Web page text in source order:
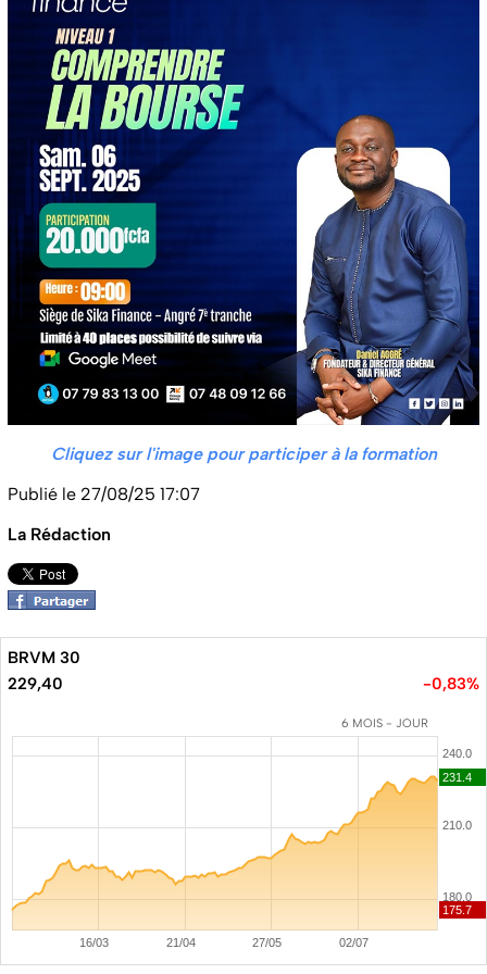
Cliquez sur l'image pour participer à la formation
Publié le 27/08/25 17:07
La Rédaction
BRVM 30
229,40
-0,83%
6 MOIS - JOUR